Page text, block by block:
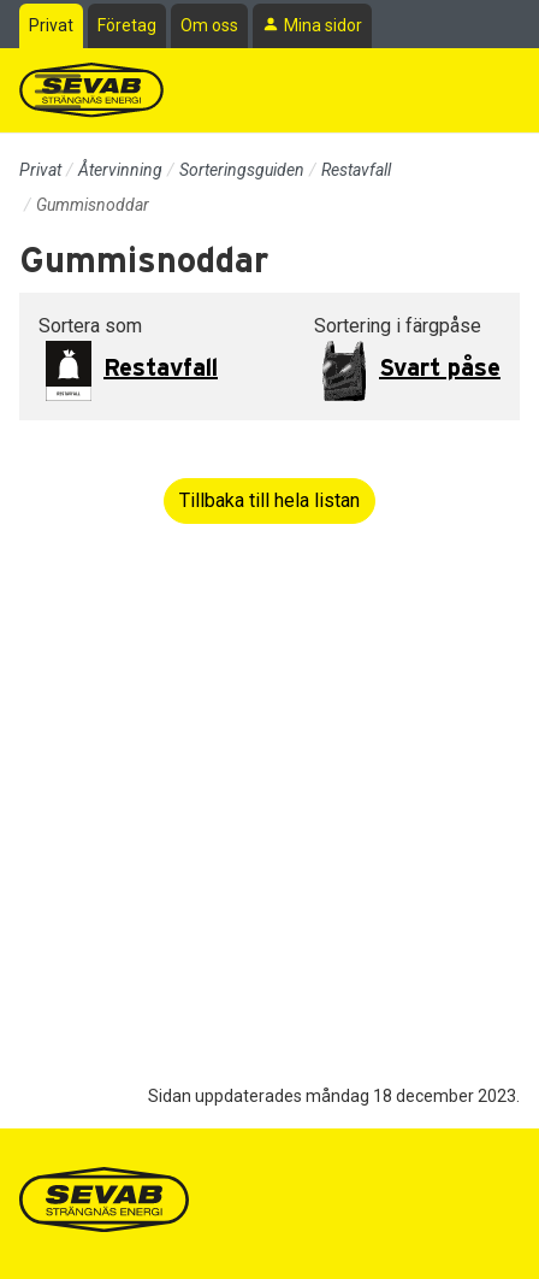
Till sidans huvudinnehåll
Privat Företag Om oss Mina sidor
Privat Återvinning Sorteringsguiden
Restavfall
Gummisnoddar
Gummisnoddar
Sortera som
Restavfall
Sortering i färgpåse
Svart påse
Tillbaka till hela listan
Sidan uppdaterades måndag 18 december 2023.